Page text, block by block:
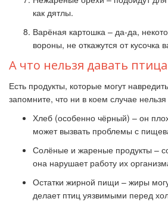
как дятлы.
Варёная картошка – да-да,
вороны, не откажутся от кусочка
А что нельзя давать
Есть продукты, которые могут
запомните, что ни в коем случае
Хлеб (особенно чёрный) – он
может вызвать проблемы с
Солёные и жареные продукты –
она нарушает работу их
Остатки жирной пищи – жиры
делает птиц уязвимыми перед